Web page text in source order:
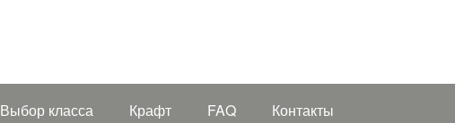
Выбор класса Крафт FAQ Контакты